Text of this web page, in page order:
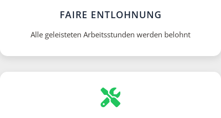
FAIRE ENTLOHNUNG
Alle geleisteten Arbeitsstunden werden belohnt